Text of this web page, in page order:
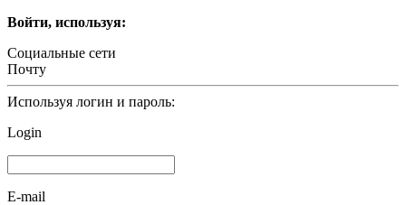
Войти, используя:
Социальные сети
Почту
Используя логин и пароль:
Login
E-mail